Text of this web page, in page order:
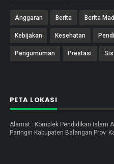
Anggaran Berita Berita
Kebijakan Kesehatan
Pengumuman Prestasi
PETA LOKASI
Alamat : Komplek Pendidikan Islam
Paringin Kabupaten Balangan Prov.